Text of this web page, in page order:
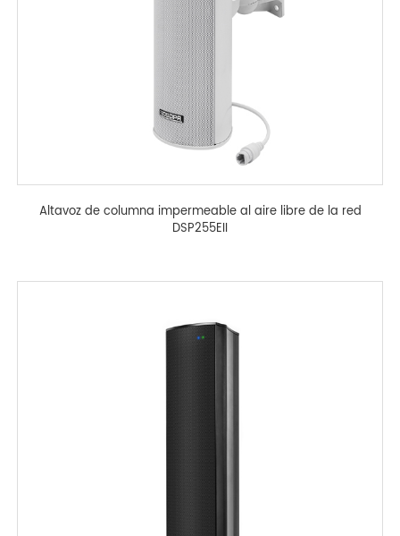
Altavoz de columna impermeable al aire libre de la red
DSP255EII